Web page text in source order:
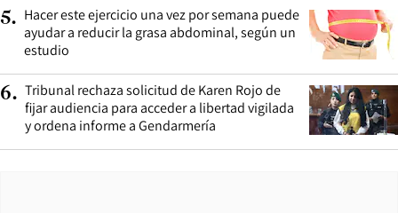
5. Hacer este ejercicio una vez por semana puede
ayudar a reducir la grasa abdominal, según un
estudio
6. Tribunal rechaza solicitud de Karen Rojo de
fijar audiencia para acceder a libertad vigilada
y ordena informe a Gendarmería